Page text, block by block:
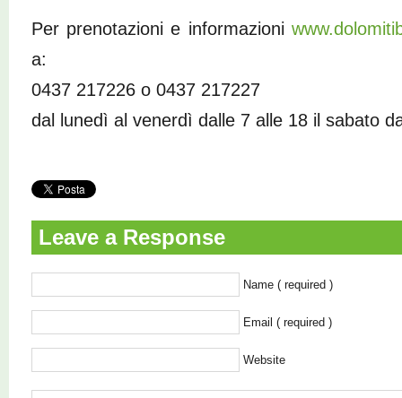
Per prenotazioni e informazioni
a:
0437 217226 o 0437 217227
dal lunedì al venerdì dalle 7 alle 18 il sabato
Leave a Response
Name ( required )
Email ( required )
Website